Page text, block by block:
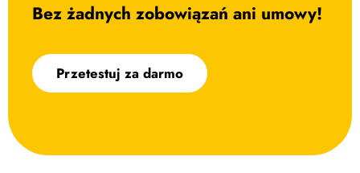
Bez żadnych zobowiązań ani umowy!
Przetestuj za darmo